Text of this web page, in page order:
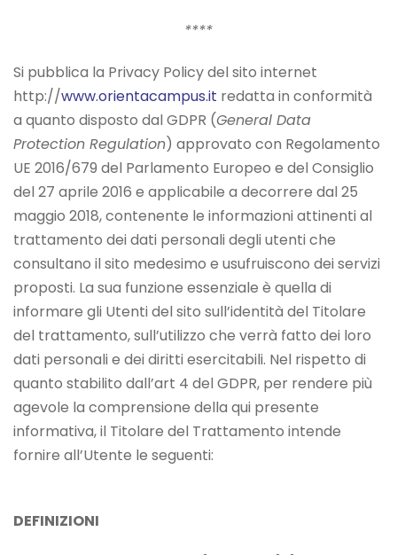
****
Si pubblica la Privacy Policy del sito internet
http://www.orientacampus.it redatta in conformità
a quanto disposto dal GDPR (General Data
Protection Regulation) approvato con Regolamento
UE 2016/679 del Parlamento Europeo e del Consiglio
del 27 aprile 2016 e applicabile a decorrere dal 25
maggio 2018, contenente le informazioni attinenti al
trattamento dei dati personali degli utenti che
consultano il sito medesimo e usufruiscono dei servizi
proposti. La sua funzione essenziale è quella di
informare gli Utenti del sito sull’identità del Titolare
del trattamento, sull’utilizzo che verrà fatto dei loro
dati personali e dei diritti esercitabili. Nel rispetto di
quanto stabilito dall’art 4 del GDPR, per rendere più
agevole la comprensione della qui presente
informativa, il Titolare del Trattamento intende
fornire all’Utente le seguenti:
DEFINIZIONI